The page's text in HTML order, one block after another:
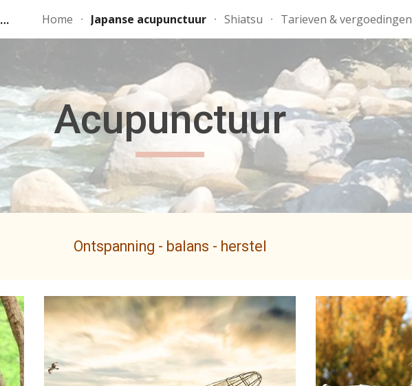
Skip to main content Skip to navigation
Marleen Diemeer Acupunctuur & Shiatsu Beverwijk Home Japanse acupunctuur Shiatsu Tarieven & vergoedingen
Acupunctuur
Ontspanning - balans - herstel